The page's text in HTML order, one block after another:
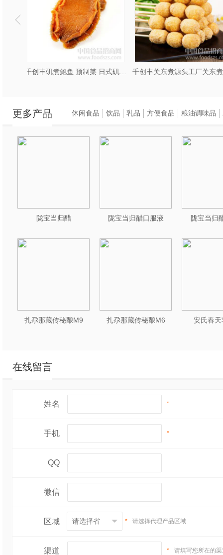
箱中烘烤至内部水
中削成薄片，并用
后，将削好的片状
木鱼花是日本料理
气和味道，可以给
木鱼花汤：将木鱼
即可得到一种清淡而
日本料理中Zui基本
章鱼块，放入特制
（下图）
豆腐加剩米饭：将豆
粉，打上一个鸡蛋
汁，加奶酪、鳕鱼
物，再铺一层奶酪
钟；出炉后撒上木鱼
木鱼花泡饭：将木鱼
匀；把米饭蒸热，
预制菜冻品批发 即食预制
更多产品
陇宝当归醋 陇宝当归醋口服液 陇宝当归
扎尕那藏传秘酿M9 扎尕那藏传秘酿M6 安氏春天
休闲食品 饮品 乳品 方便食品 粮油调味品
在线留言
姓名 *
手机 *
QQ
微信
区域 * 请选择代理产品区域
渠道 * 请填写您所在的